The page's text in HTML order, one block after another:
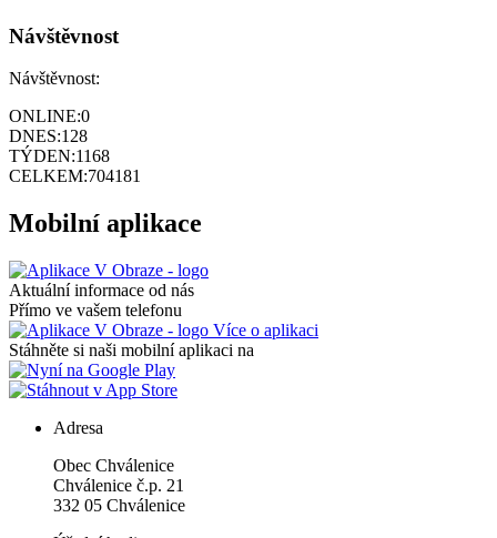
Návštěvnost
Návštěvnost:
ONLINE:0
DNES:128
TÝDEN:1168
CELKEM:704181
Mobilní aplikace
Aktuální informace od nás
Přímo ve vašem telefonu
Více o aplikaci
Stáhněte si naši mobilní aplikaci na
Adresa
Obec Chválenice
Chválenice č.p. 21
332 05 Chválenice